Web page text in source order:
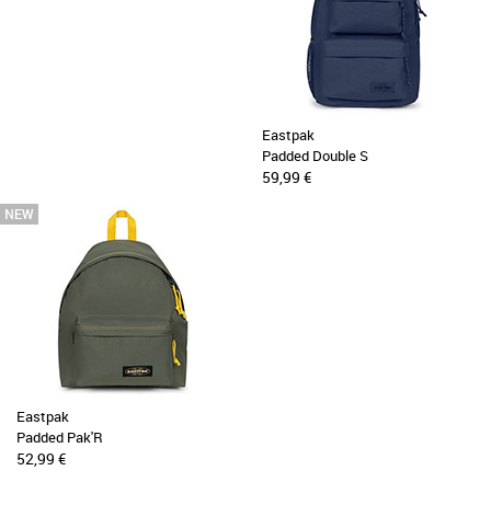
Eastpak
Padded Double S
59,99 €
Eastpak
Padded Pak'R
52,99 €